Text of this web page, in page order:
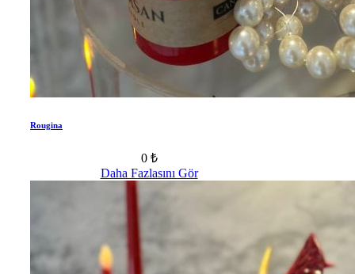
Rougina
0 ₺
Daha Fazlasını Gör